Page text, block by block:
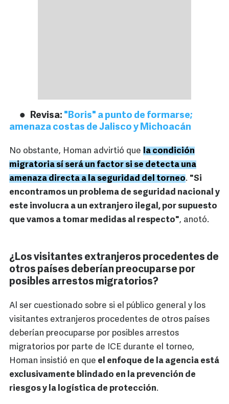
Revisa: "Boris" a punto de formarse;
amenaza costas de Jalisco y Michoacán
No obstante, Homan advirtió que la condición
migratoria sí será un factor si se detecta una
amenaza directa a la seguridad del torneo. "Si
encontramos un problema de seguridad nacional y
este involucra a un extranjero ilegal, por supuesto
que vamos a tomar medidas al respecto", anotó.
¿Los visitantes extranjeros procedentes de
otros países deberían preocuparse por
posibles arrestos migratorios?
Al ser cuestionado sobre si el público general y los
visitantes extranjeros procedentes de otros países
deberían preocuparse por posibles arrestos
migratorios por parte de ICE durante el torneo,
Homan insistió en que el enfoque de la agencia está
exclusivamente blindado en la prevención de
riesgos y la logística de protección.